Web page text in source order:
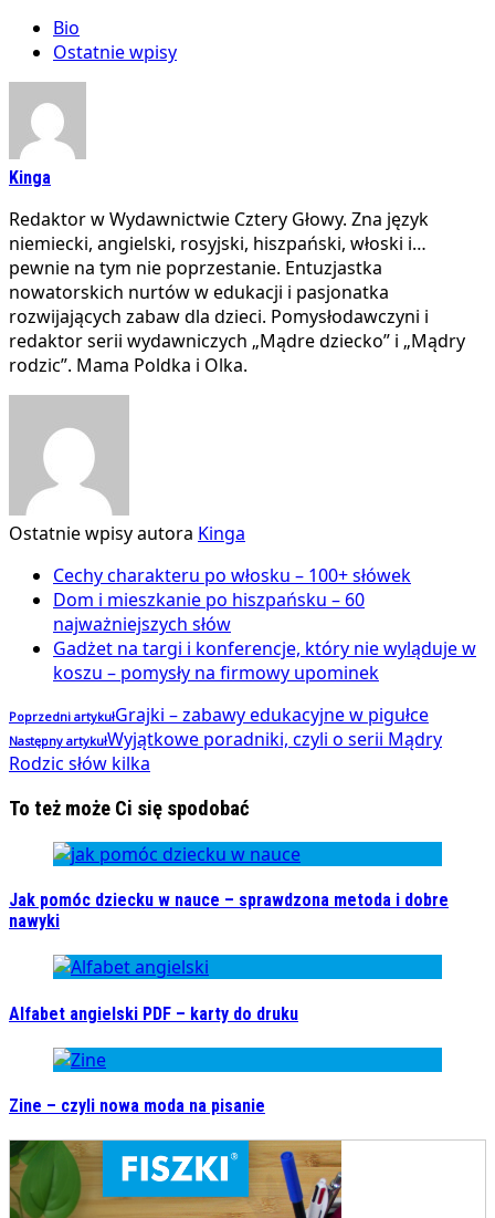
Bio
Ostatnie wpisy
Kinga
Redaktor w Wydawnictwie Cztery Głowy. Zna język
niemiecki, angielski, rosyjski, hiszpański, włoski i…
pewnie na tym nie poprzestanie. Entuzjastka
nowatorskich nurtów w edukacji i pasjonatka
rozwijających zabaw dla dzieci. Pomysłodawczyni i
redaktor serii wydawniczych „Mądre dziecko” i „Mądry
rodzic”. Mama Poldka i Olka.
Ostatnie wpisy autora Kinga
Cechy charakteru po włosku – 100+ słówek
Dom i mieszkanie po hiszpańsku – 60
najważniejszych słów
Gadżet na targi i konferencje, który nie wyląduje w
koszu – pomysły na firmowy upominek
Poprzedni artykułGrajki – zabawy edukacyjne w pigułce
Następny artykułWyjątkowe poradniki, czyli o serii Mądry
Rodzic słów kilka
To też może Ci się spodobać
Jak pomóc dziecku w nauce – sprawdzona metoda i dobre
nawyki
Alfabet angielski PDF – karty do druku
Zine – czyli nowa moda na pisanie